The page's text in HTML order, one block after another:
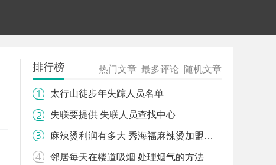
排行榜 热门文章 最多评论 随机文章
太行山徒步年失踪人员名单
失联要提供 失联人员查找中心
麻辣烫利润有多大 秀海福麻辣烫加盟费多少钱
邻居每天在楼道吸烟 处理烟气的方法